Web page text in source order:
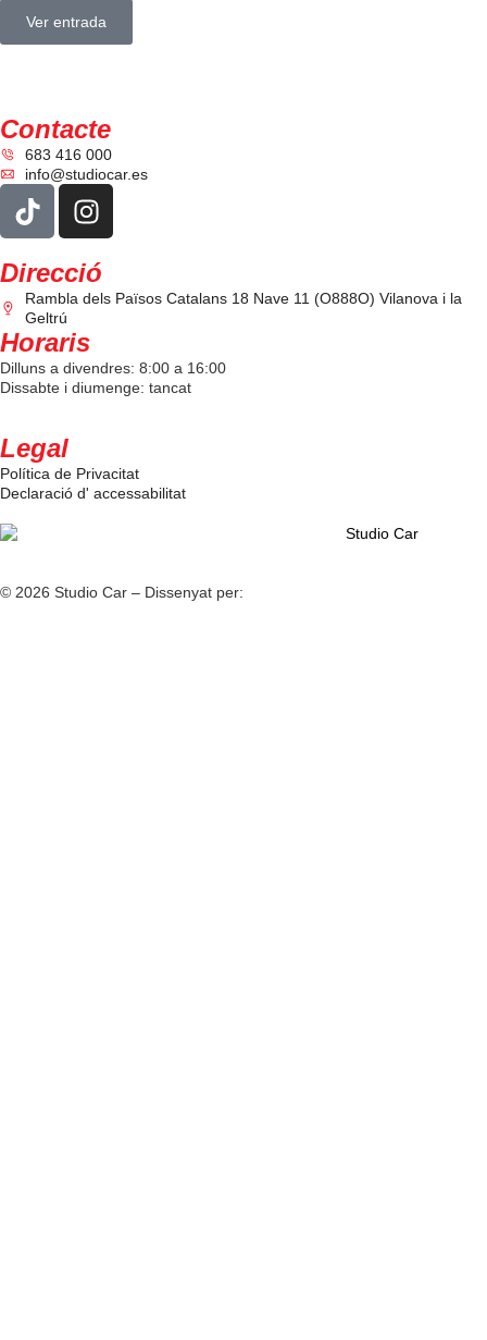
Ver entrada
Contacte
683 416 000
info@studiocar.es
Direcció
Rambla dels Països Catalans 18 Nave 11 (O888O) Vilanova i la
Geltrú
Horaris
Dilluns a divendres: 8:00 a 16:00
Dissabte i diumenge: tancat
Legal
Política de Privacitat
Declaració d' accessabilitat
© 2026 Studio Car – Dissenyat per: